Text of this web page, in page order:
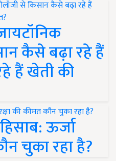
कैसे बढ़ा रहे हैं
हैं खेती की
ऊर्जा
चुका रहा है?